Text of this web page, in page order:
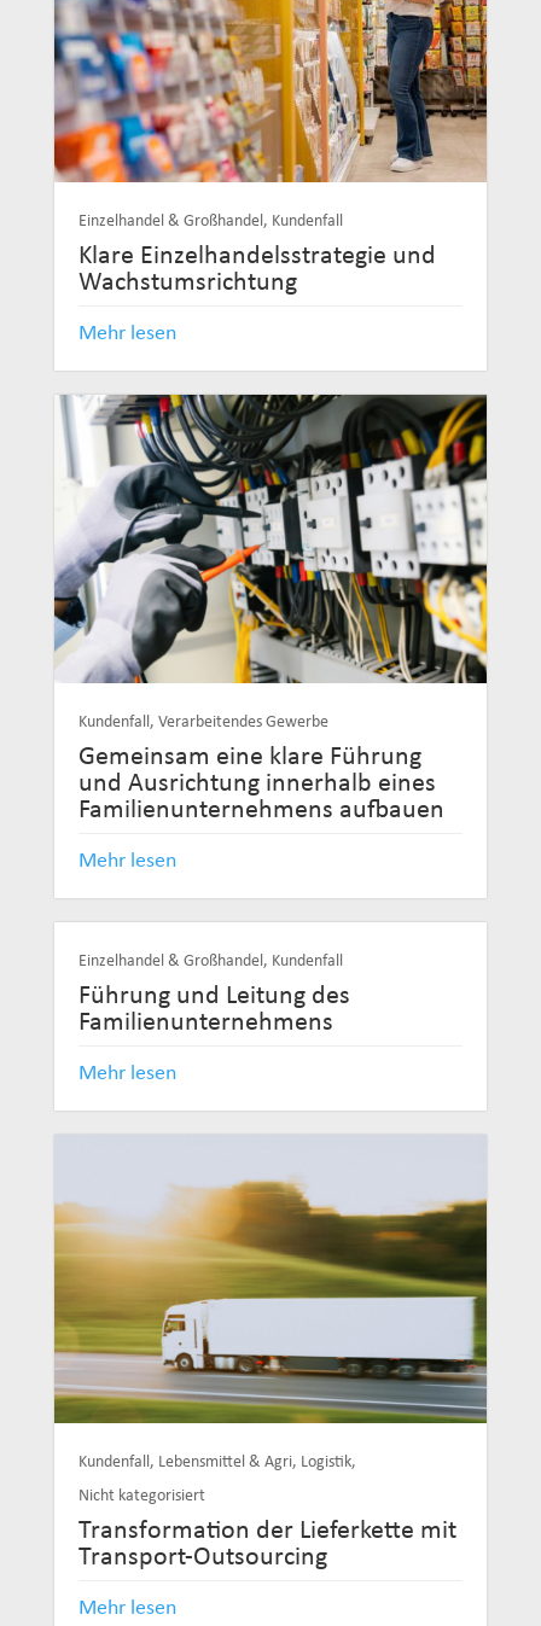
Einzelhandel & Großhandel, Kundenfall
Klare Einzelhandelsstrategie und
Wachstumsrichtung
Mehr lesen
Kundenfall, Verarbeitendes Gewerbe
Gemeinsam eine klare Führung
und Ausrichtung innerhalb eines
Familienunternehmens aufbauen
Mehr lesen
Einzelhandel & Großhandel, Kundenfall
Führung und Leitung des
Familienunternehmens
Mehr lesen
Kundenfall, Lebensmittel & Agri, Logistik,
Nicht kategorisiert
Transformation der Lieferkette mit
Transport-Outsourcing
Mehr lesen